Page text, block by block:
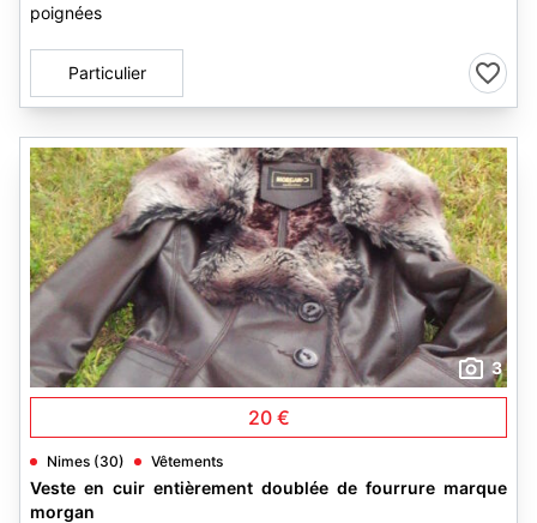
poignées
Particulier
3
20 €
Nimes (30) Vêtements
Veste en cuir entièrement doublée de fourrure marque
morgan